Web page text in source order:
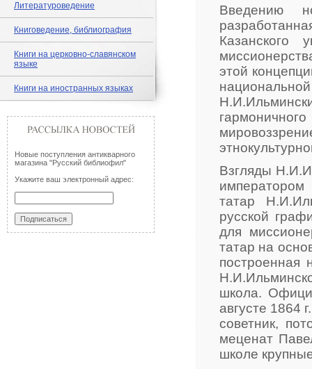
Литературоведение
Книговедение, библиография
Книги на церковно-славянском
языке
Книги на иностранных языках
Новые поступления антикварного
магазина "Русский библиофил"
Укажите ваш электронный адрес:
Введению
Казанского
этой
Взгляды
татар
русской
для
татар на
построенная
школа.
августе 1864
советник,
меценат
школе